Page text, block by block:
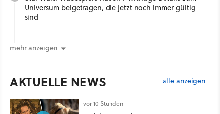
Universum beigetragen, die jetzt noch immer gültig
sind
mehr anzeigen
AKTUELLE NEWS alle anzeigen
vor 10 Stunden